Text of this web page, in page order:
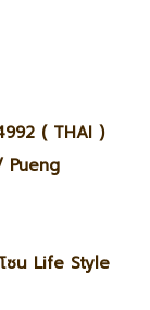
( THAI )
Pueng
ซน Life Style